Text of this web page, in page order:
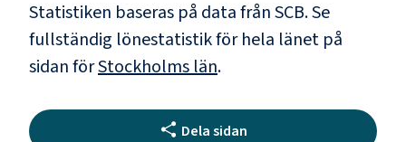
Statistiken baseras på data från SCB.Se
fullständig lönestatistik för hela länet på
sidan förStockholms län.
Dela sidan